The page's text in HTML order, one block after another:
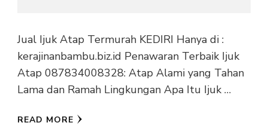
Jual Ijuk Atap Termurah KEDIRI Hanya di :
kerajinanbambu.biz.id Penawaran Terbaik Ijuk
Atap 087834008328: Atap Alami yang Tahan
Lama dan Ramah Lingkungan Apa Itu Ijuk …
READ MORE